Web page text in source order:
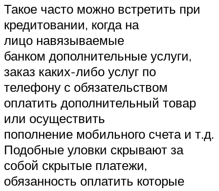
Такое часто можно встретить при
кредитовании, когда на
лицо навязываемые
банком дополнительные услуги,
заказ каких-либо услуг по
телефону с обязательством
оплатить дополнительный товар
или осуществить
пополнение мобильного счета и т.д.
Подобные уловки скрывают за
собой скрытые платежи,
обязанность оплатить которые